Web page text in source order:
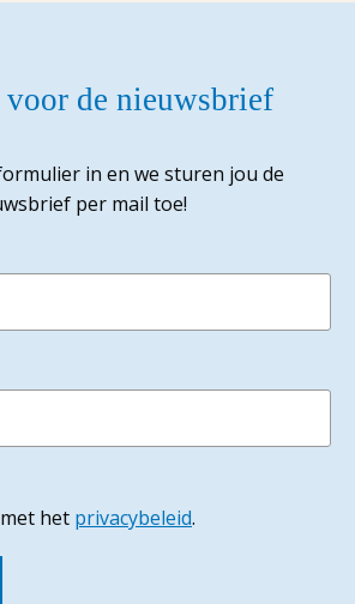
de nieuwsbrief
in en we sturen jou de
per mail toe!
het privacybeleid.